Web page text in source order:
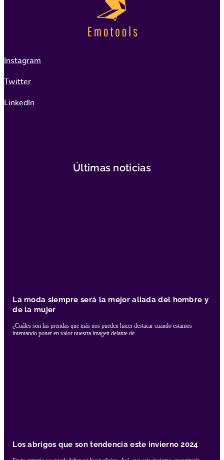
Instagram
Twitter
LinkedIn
Últimas noticias
La moda siempre será la mejor aliada del hombre y
de la mujer
¿Cuáles son las prendas que más nos pueden hacer destacar cuando estamos
intentando poner en valor nuestra imagen delante de
Los abrigos que son tendencia este invierno 2024